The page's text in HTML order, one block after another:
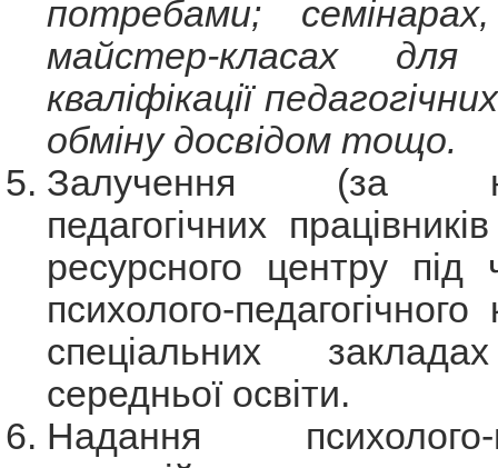
потребами;
майстер-класах для
кваліфікації
обміну досвідом тощо.
Залучення (за
педагогічних
ресурсного центру під
психолого-
спеціальних
середньої освіти.
Надання психолого-